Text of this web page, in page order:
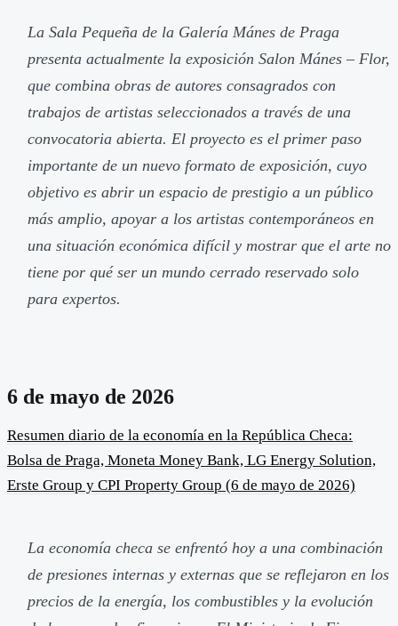
La Sala Pequeña de la Galería Mánes de Praga
presenta actualmente la exposición Salon Mánes – Flor,
que combina obras de autores consagrados con
trabajos de artistas seleccionados a través de una
convocatoria abierta. El proyecto es el primer paso
importante de un nuevo formato de exposición, cuyo
objetivo es abrir un espacio de prestigio a un público
más amplio, apoyar a los artistas contemporáneos en
una situación económica difícil y mostrar que el arte no
tiene por qué ser un mundo cerrado reservado solo
para expertos.
6 de mayo de 2026
Resumen diario de la economía en la República Checa:
Bolsa de Praga, Moneta Money Bank, LG Energy Solution,
Erste Group y CPI Property Group (6 de mayo de 2026)
La economía checa se enfrentó hoy a una combinación
de presiones internas y externas que se reflejaron en los
precios de la energía, los combustibles y la evolución